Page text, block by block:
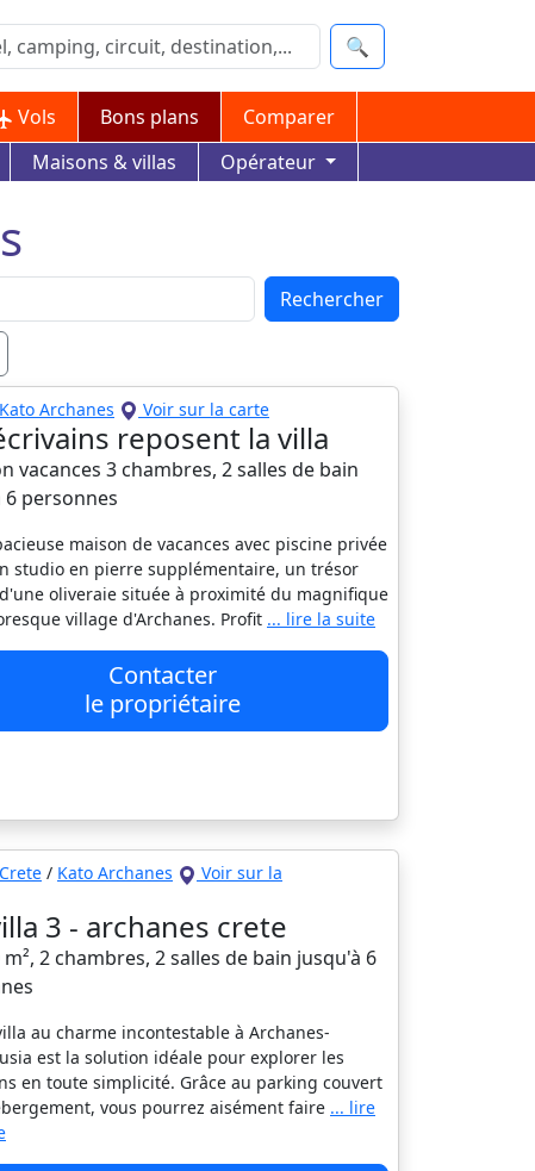
🔍
Vols Bons plans
Comparer
Maisons & villas Opérateur
Rechercher
Kato Archanes Voir sur la carte
reposent la villa
vacances 3 chambres, 2 salles de bain
6 personnes
maison de vacances avec piscine privée
studio en pierre supplémentaire, un trésor
oliveraie située à proximité du magnifique
village d'Archanes. Profit ... lire la suite
Contacter
le propriétaire
Crete / Kato Archanes
Voir sur la
3 - archanes crete
m², 2 chambres, 2 salles de bain jusqu'à 6
au charme incontestable à Archanes-
est la solution idéale pour explorer les
en toute simplicité. Grâce au parking couvert
vous pourrez aisément faire ... lire